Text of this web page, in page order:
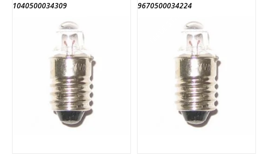
1040500034309 9670500034224
FIN DE STOCK